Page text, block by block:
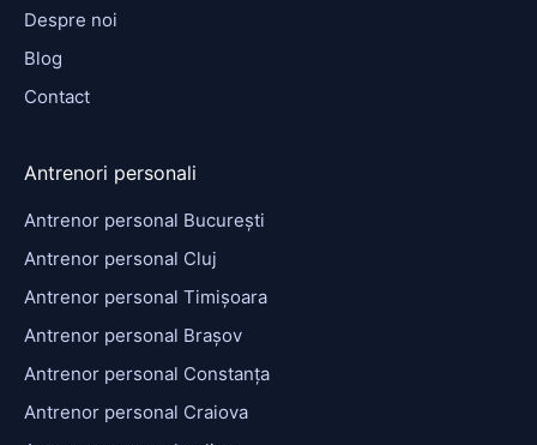
Despre noi
Blog
Contact
Antrenori personali
Antrenor personal București
Antrenor personal Cluj
Antrenor personal Timișoara
Antrenor personal Brașov
Antrenor personal Constanța
Antrenor personal Craiova